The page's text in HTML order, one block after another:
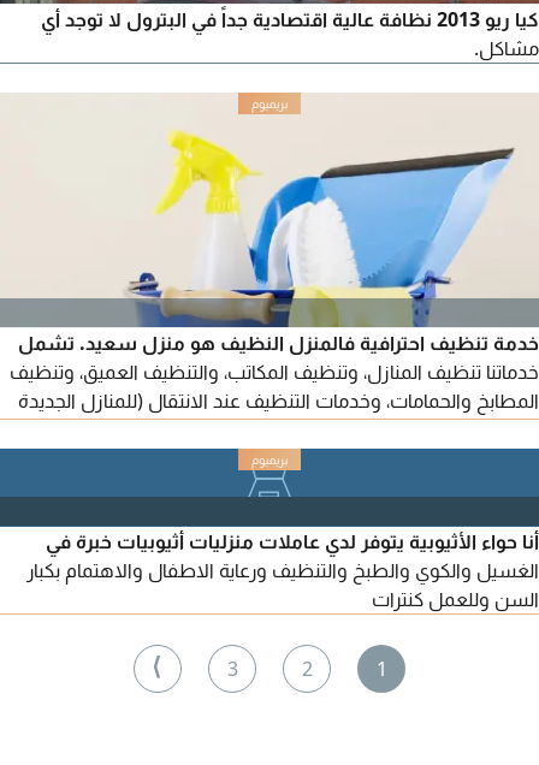
كيا ريو 2013 نظافة عالية اقتصادية جداً في البترول لا توجد أي
مشاكل.
خدمة تنظيف احترافية فالمنزل النظيف هو منزل سعيد. تشمل
خدماتنا تنظيف المنازل، وتنظيف المكاتب، والتنظيف العميق، وتنظيف
المطابخ والحمامات، وخدمات التنظيف عند الانتقال (للمنازل الجديدة
مناسبة مع خيارات متعددة تشمل الخدمات بالساعة أو اليوم أو
أنا حواء الأثيوبية يتوفر لدي عاملات منزليات أثيوبيات خبرة في
الغسيل والكوي والطبخ والتنظيف ورعاية الاطفال والاهتمام بكبار
السن وللعمل كنترات
1
2
3
⟩